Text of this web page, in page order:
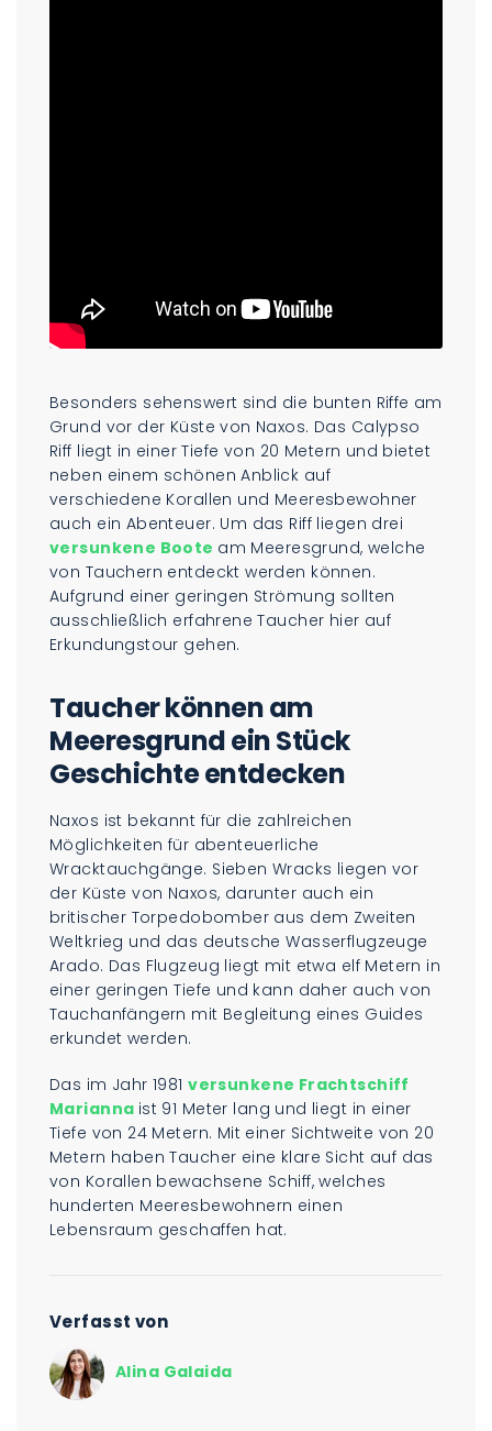
Besonders sehenswert sind die bunten Riffe am
Grund vor der Küste von Naxos. Das Calypso
Riff liegt in einer Tiefe von 20 Metern und bietet
neben einem schönen Anblick auf
verschiedene Korallen und Meeresbewohner
auch ein Abenteuer. Um das Riff liegen drei
versunkene Boote am Meeresgrund, welche
von Tauchern entdeckt werden können.
Aufgrund einer geringen Strömung sollten
ausschließlich erfahrene Taucher hier auf
Erkundungstour gehen.
Taucher können am
Meeresgrund ein Stück
Geschichte entdecken
Naxos ist bekannt für die zahlreichen
Möglichkeiten für abenteuerliche
Wracktauchgänge. Sieben Wracks liegen vor
der Küste von Naxos, darunter auch ein
britischer Torpedobomber aus dem Zweiten
Weltkrieg und das deutsche Wasserflugzeuge
Arado. Das Flugzeug liegt mit etwa elf Metern in
einer geringen Tiefe und kann daher auch von
Tauchanfängern mit Begleitung eines Guides
erkundet werden.
Das im Jahr 1981versunkene Frachtschiff
Marianna ist 91 Meter lang und liegt in einer
Tiefe von 24 Metern. Mit einer Sichtweite von 20
Metern haben Taucher eine klare Sicht auf das
von Korallen bewachsene Schiff, welches
hunderten Meeresbewohnern einen
Lebensraum geschaffen hat.
Verfasst von
Alina Galaida